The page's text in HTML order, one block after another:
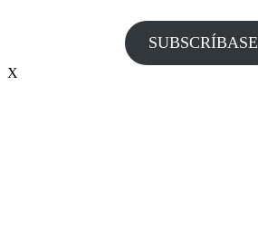
SUBSCRÍBASE
X